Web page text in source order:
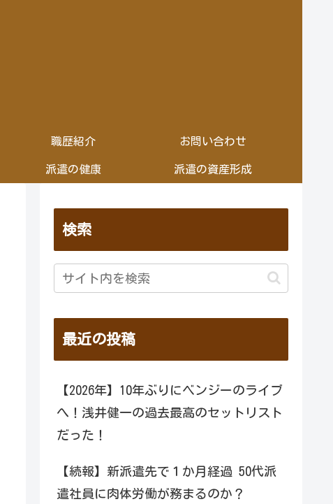
職歴紹介 お問い合わせ
派遣の健康 派遣の資産形成
検索
最近の投稿
【2026年】10年ぶりにベンジーのライブ
へ！浅井健一の過去最高のセットリスト
だった！
【続報】新派遣先で１か月経過 50代派
遣社員に肉体労働が務まるのか？